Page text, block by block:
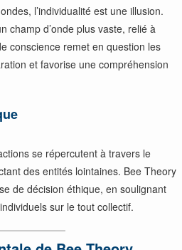
l’individualité est une illusion.
champ d’onde plus vaste, relié à
conscience remet en question les
et favorise une compréhension
se répercutent à travers le
des entités lointaines. Bee Theory
de décision éthique, en soulignant
sur le tout collectif.